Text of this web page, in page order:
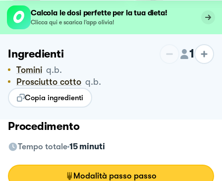
Calcola le dosi perfette per la tua dieta!
Clicca qui e scarica l’app olivia!
Ingredienti 1
Tomini q.b.
Prosciutto cotto q.b.
Copia ingredienti
Procedimento
Tempo totale 15 minuti
Modalità passo passo